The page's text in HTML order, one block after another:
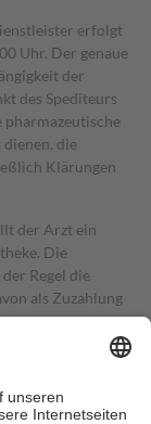
erfolgt
Uhr. Der genaue
der
des Spediteurs
pharmazeutische
die
Klärungen
der Arzt ein
Die
Regel die
als Zuzahlung
von zehn
die tatsächlichen